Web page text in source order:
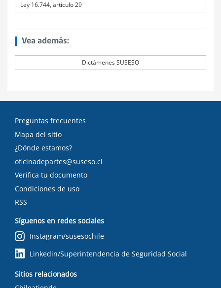
Ley 16.744, artículo 29
Vea además:
Dictámenes SUSESO
Preguntas frecuentes
Mapa del sitio
¿Dónde estamos?
oficinadepartes@suseso.cl
Verifica tu documento
Condiciones de uso
RSS
Síguenos en redes sociales
Instagram/susesochile
Linkedin/Superintendencia de Seguridad Social
Sitios relacionados